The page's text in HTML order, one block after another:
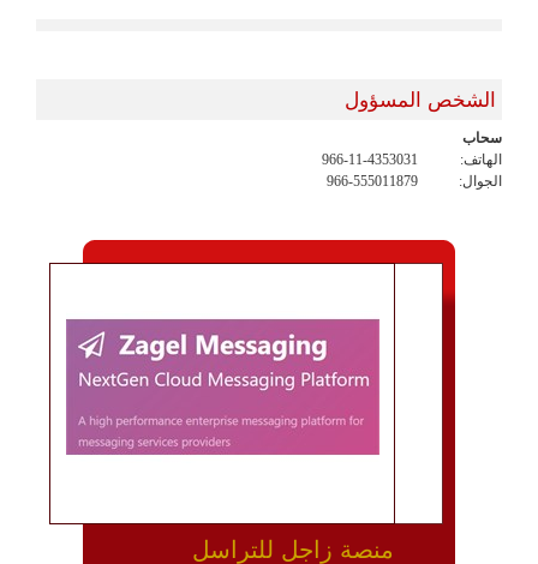
الشخص المسؤول
سحاب
الهاتف:
966-11-4353031
الجوال:
966-555011879
منصة زاجل للتراسل